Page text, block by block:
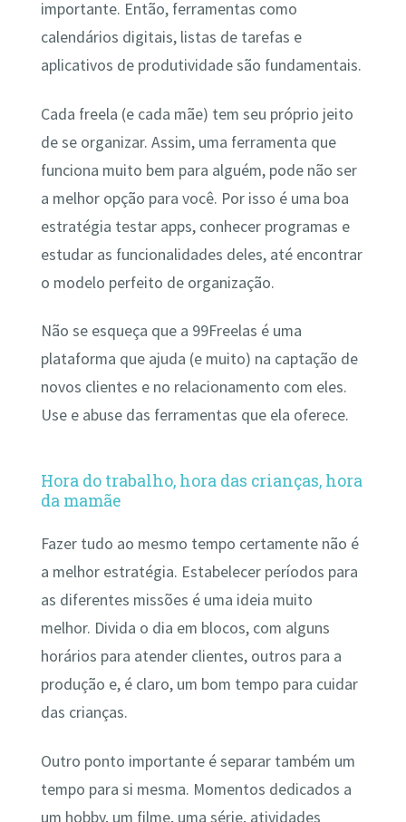
importante. Então, ferramentas como
calendários digitais, listas de tarefas e
aplicativos de produtividade são fundamentais.
Cada freela (e cada mãe) tem seu próprio jeito
de se organizar. Assim, uma ferramenta que
funciona muito bem para alguém, pode não ser
a melhor opção para você. Por isso é uma boa
estratégia testar apps, conhecer programas e
estudar as funcionalidades deles, até encontrar
o modelo perfeito de organização.
Não se esqueça que a 99Freelas é uma
plataforma que ajuda (e muito) na captação de
novos clientes e no relacionamento com eles.
Use e abuse das ferramentas que ela oferece.
Hora do trabalho, hora das crianças, hora
da mamãe
Fazer tudo ao mesmo tempo certamente não é
a melhor estratégia. Estabelecer períodos para
as diferentes missões é uma ideia muito
melhor. Divida o dia em blocos, com alguns
horários para atender clientes, outros para a
produção e, é claro, um bom tempo para cuidar
das crianças.
Outro ponto importante é separar também um
tempo para si mesma. Momentos dedicados a
um hobby, um filme, uma série, atividades